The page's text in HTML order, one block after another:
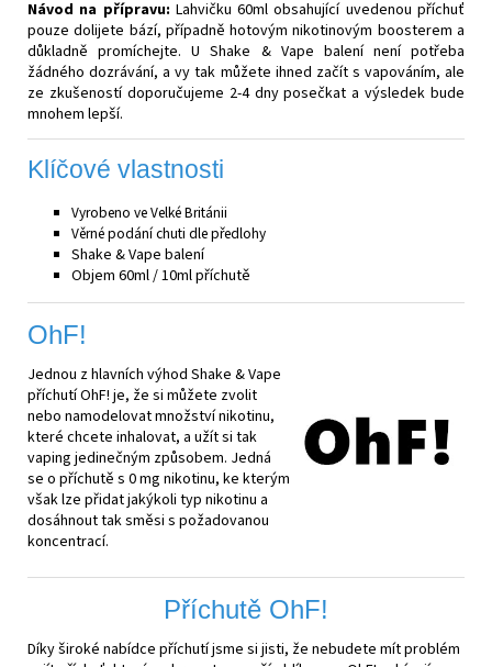
Návod na přípravu: Lahvičku 60ml obsahující uvedenou příchuť
pouze dolijete bází, případně hotovým nikotinovým boosterem a
důkladně promíchejte. U Shake & Vape balení není potřeba
žádného dozrávání, a vy tak můžete ihned začít s vapováním, ale
ze zkušeností doporučujeme 2-4 dny posečkat a výsledek bude
mnohem lepší.
Klíčové vlastnosti
Vyrobeno ve Velké Británii
Věrné podání chuti dle předlohy
Shake & Vape balení
Objem 60ml / 10ml příchutě
OhF!
Jednou z hlavních výhod Shake & Vape
příchutí OhF! je, že si můžete zvolit
nebo namodelovat množství nikotinu,
které chcete inhalovat, a užít si tak
vaping jedinečným způsobem. Jedná
se o příchutě s 0 mg nikotinu, ke kterým
však lze přidat jakýkoli typ nikotinu a
dosáhnout tak směsi s požadovanou
koncentrací.
Příchutě OhF!
Díky široké nabídce příchutí jsme si jisti, že nebudete mít problém